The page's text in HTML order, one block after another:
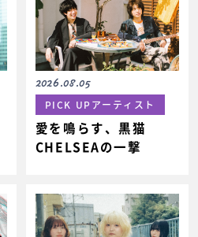
2026.08.05
PICK UPアーティスト
愛を鳴らす、黒猫
CHELSEAの一撃